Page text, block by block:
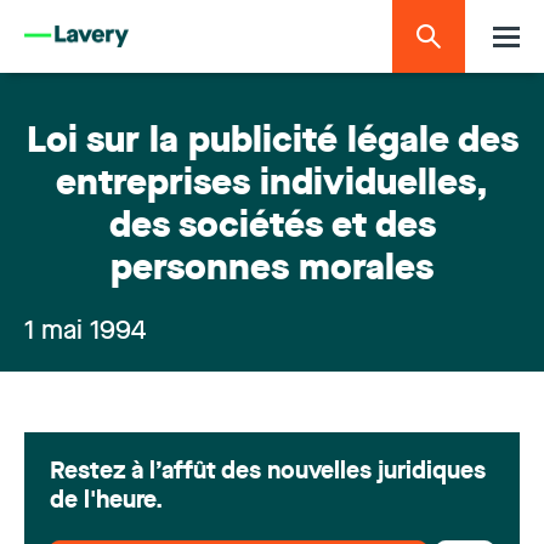
Loi sur la publicité légale des
entreprises individuelles,
des sociétés et des
personnes morales
1 mai 1994
Restez à l’affût des nouvelles juridiques
de l'heure.